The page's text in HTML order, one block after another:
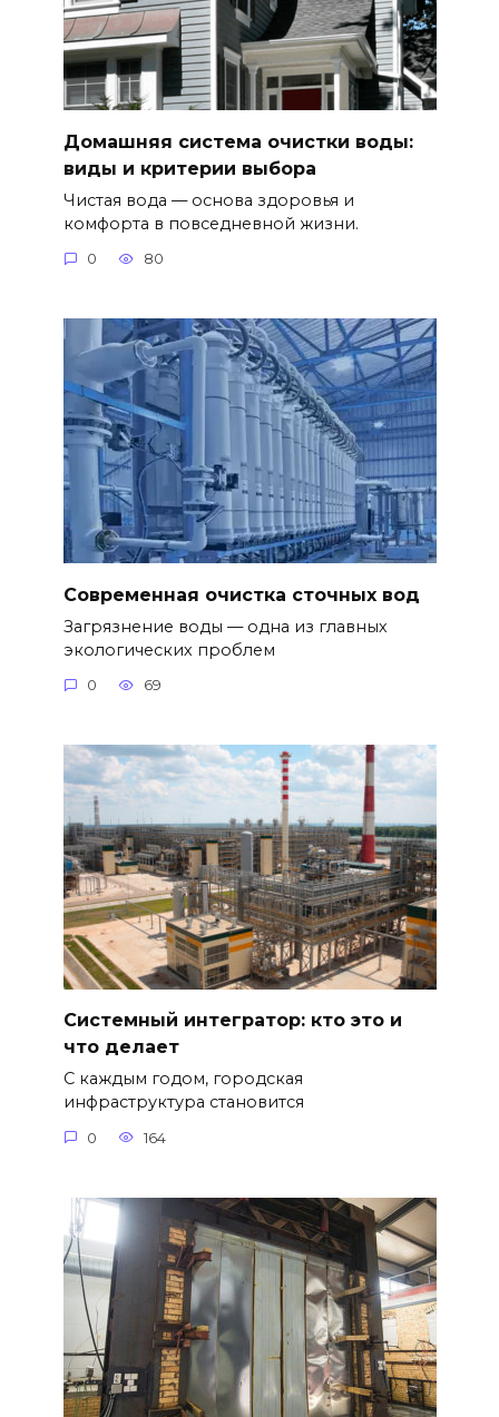
Домашняя система очистки воды:
виды и критерии выбора
Чистая вода — основа здоровья и
комфорта в повседневной жизни.
0 80
Современная очистка сточных вод
Загрязнение воды — одна из главных
экологических проблем
0 69
Системный интегратор: кто это и
что делает
С каждым годом, городская
инфраструктура становится
0 164